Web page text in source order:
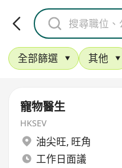
全部篩選 其他
寵物醫生
HKSEV
油尖旺, 旺角
工作日面議